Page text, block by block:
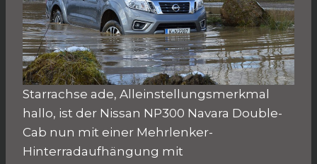
Starrachse ade, Alleinstellungsmerkmal
hallo, ist der Nissan NP300 Navara Double-
Cab nun mit einer Mehrlenker-
Hinterradaufhängung mit